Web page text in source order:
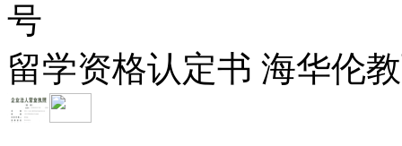
号
留学资格认定书 海华伦